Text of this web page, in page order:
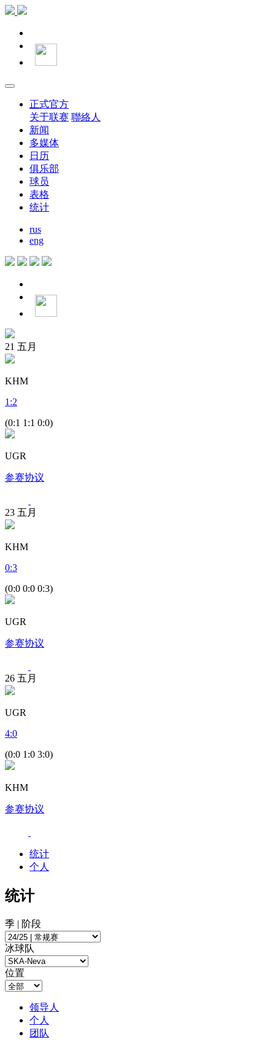
正式官方
关于联赛 聯絡人
新闻
多媒体
日历
俱乐部
球员
表格
统计
rus
eng
21 五月
KHM
1 :2
(0:1 1:1 0:0)
UGR
参赛协议
23 五月
KHM
0:3
(0:0 0:0 0:3)
UGR
参赛协议
26 五月
UGR
4:0
(0:0 1:0 3:0)
KHM
参赛协议
统计
个人
统计
季 | 阶段
冰球队
位置
领导人
个人
团队